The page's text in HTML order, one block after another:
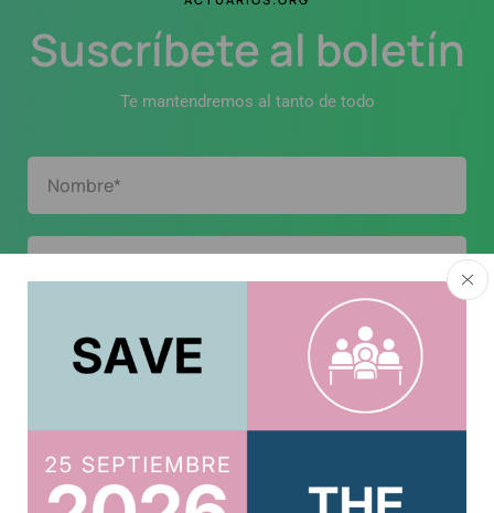
Suscríbete al boletín
Te mantendremos al tanto de todo
Acepto lapolítica de privacidad